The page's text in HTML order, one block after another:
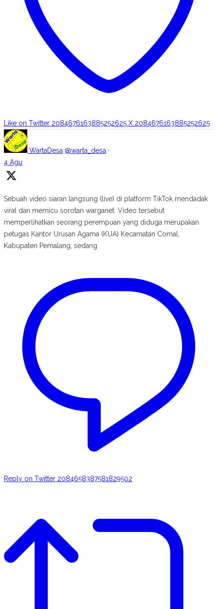
Like on Twitter 2084676163885252625 X 2084676163885252625
WartaDesa @warta_desa ·
4 Agu
Sebuah video siaran langsung (live) di platform TikTok mendadak
viral dan memicu sorotan warganet. Video tersebut
memperlihatkan seorang perempuan yang diduga merupakan
petugas Kantor Urusan Agama (KUA) Kecamatan Comal,
Kabupaten Pemalang, sedang
Reply on Twitter 2084658387581829502